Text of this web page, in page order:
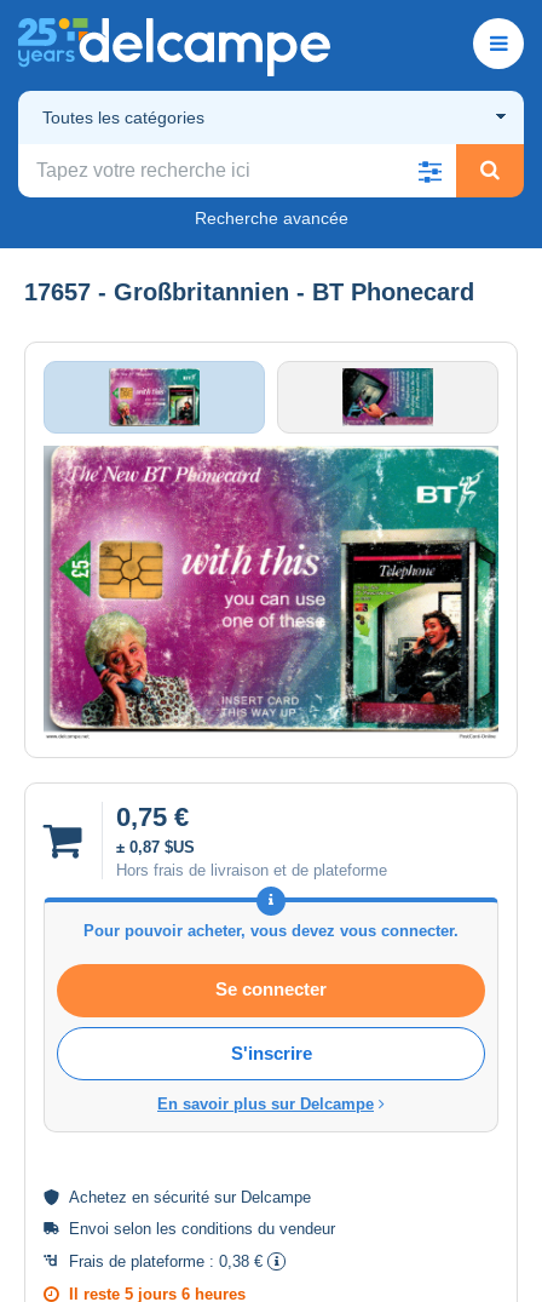
Toutes les catégories
Recherche avancée
17657 - Großbritannien - BT Phonecard
0,75 €
± 0,87 $US
Hors frais de livraison et de plateforme
Pour pouvoir acheter, vous devez vous connecter.
Se connecter
S'inscrire
En savoir plus sur Delcampe
Achetez en sécurité sur Delcampe
Envoi selon les conditions du vendeur
Frais de plateforme : 0,38 €
Il reste 5 jours 6 heures